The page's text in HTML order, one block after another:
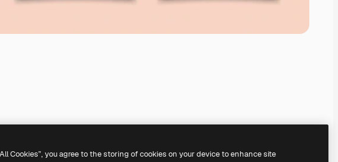
Cookies”, you agree to the storing of cookies on your device to enhance site